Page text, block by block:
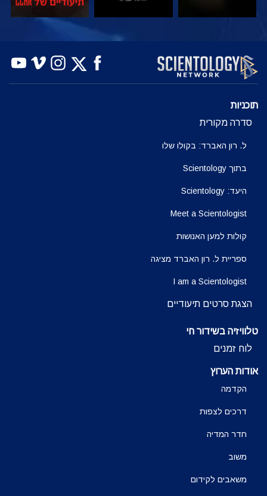
צפה בדוק את הסדרה
תוכניות
סדרה מקורית
ל. רון האברד: בקולו שלו
בתוך Scientology
היעד: Scientology
Meet a Scientologist
קולות למען האנושות
ספריית ל. רון האברד מציגה
I am a Scientologist
הצגת סרטים תיעודיים
טלוויזיה בשידור חי
לוח זמנים
אודות הערוץ
הקדמה
דרכים לצפות
חדר המדיה
משוב
משאבים לקידום